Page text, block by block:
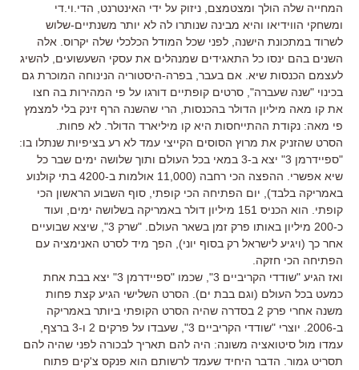
המחייה שלה הולך ומצטמצם, ניזוק על ידי האינטרנט, הדי.וי.די
ומשחקי הווידיאו והיא מבינה שנותרו לה לא יותר משנתיים-שלוש
לשרוד במתכונת הישנה, לפני שכל המודל הכלכלי שלה יקרוס. אלה
השנים בהם ינסו כל התאגידים שמנהלים את עסקי השעשועים, להשיג
לעצמם הכנסות שיא. אם בעבר, בפרה-היסטוריה הנינוחה המוכרת גם
בכינוי "שנה שעברה", סרטים קופתיים דורגו על פי המהירות בה חצו
את קו מאה מיליון הדולר בהכנסות, הרי שהשנה הרף זינק בלי למצמץ
פי מאה: נקודת ההתייחסות היא קו מיליארד הדולר. לא פחות.
הסרט שהזניק את מרוץ הסוסים הקייצי עמד לא רע בציפיות שנתלו בו:
"ספיידרמן 3" יצא ב-3 במאי בכל העולם ותוך שלושה ימים שבר כל
שיא אפשרי. ההפצה הכי רחבה (11,000 אולמות ב-4200 בתי קולנוע
באמריקה בלבד), יום הפתיחה הכי קופתי, סוף השבוע הראשון הכי
קופתי. הוא הכניס 151 מיליון דולר באמריקה בשלושה ימים, ועוד
כ-200 מיליון באותו פרק זמן בשאר העולם. "שרק 3", שיצא שבועיים
אחר כך (ויגיע לישראל רק בסוף יוני), הפך מיד לסרט האנימציה עם
הפתיחה הכי חזקה.
ואז הגיע "שודדי הקריביים 3", שכמו "ספיידרמן 3" יצא בבת אחת
כמעט בכל העולם (וגם בבת ים). הסרט השלישי הגיע קצת פחות
משנה אחרי פרק 2 בסדרה שהיה הסרט הקופתי ביותר באמריקה
ב-2006. יוצרי "שודדי הקריביים 3", שעבדו על פרקים 2 ו-3 ברצף,
עמדו מול סיטואציה משונה: היה להם תאריך לבכורה לפני שהיה להם
תסריט גמור. הדבר היחיד שעמד לרשותם הוא פנקס צ'קים פתוח